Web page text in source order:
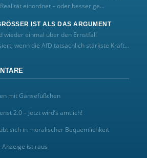
einordnet – oder besser ge...
IST ALS DAS ARGUMENT
wieder einmal über den Ernstfall
wenn die AfD tatsächlich stärkste Kraft...
mit Gänsefüßchen
2.0 – Jetzt wird’s amtlich!
sich in moralischer Bequemlichkeit
Anzeige ist raus